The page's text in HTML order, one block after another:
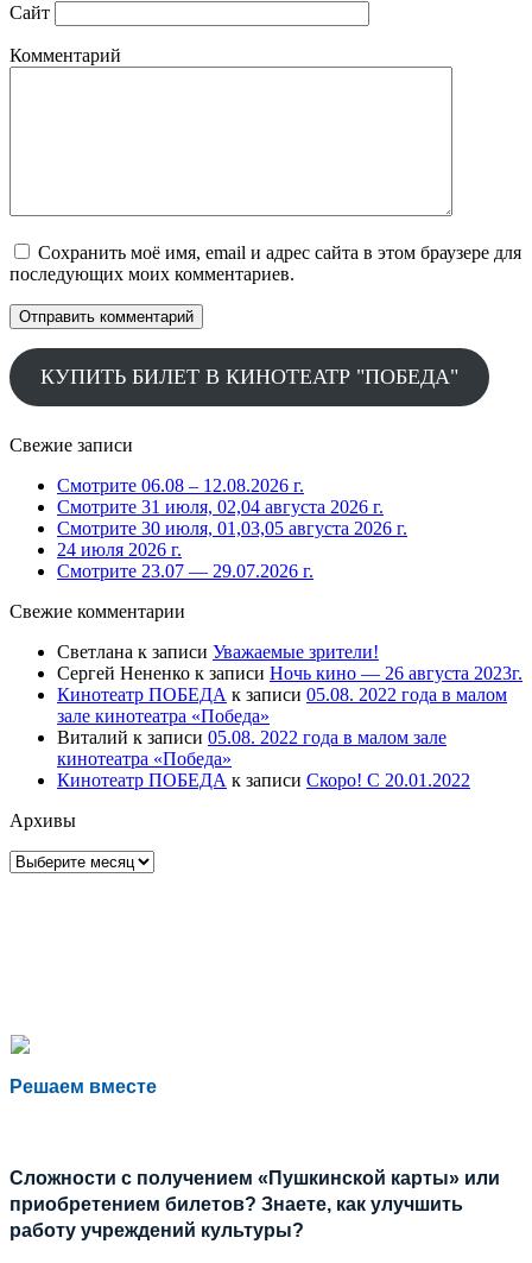
Сайт
Комментарий
Сохранить моё имя, email и адрес сайта в этом браузере для
последующих моих комментариев.
КУПИТЬ БИЛЕТ В КИНОТЕАТР "ПОБЕДА"
Свежие записи
Смотрите 06.08 – 12.08.2026 г.
Смотрите 31 июля, 02,04 августа 2026 г.
Смотрите 30 июля, 01,03,05 августа 2026 г.
24 июля 2026 г.
Смотрите 23.07 — 29.07.2026 г.
Свежие комментарии
Светлана к записи Уважаемые зрители!
Сергей Нененко к записи Ночь кино — 26 августа 2023г.
Кинотеатр ПОБЕДА к записи 05.08. 2022 года в малом
зале кинотеатра «Победа»
Виталий к записи 05.08. 2022 года в малом зале
кинотеатра «Победа»
Кинотеатр ПОБЕДА к записи Скоро! С 20.01.2022
Архивы
Архивы
Решаем вместе
Сложности с получением «Пушкинской карты» или
приобретением билетов? Знаете, как улучшить
работу учреждений культуры?